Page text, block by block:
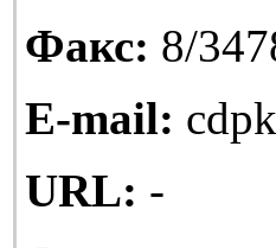
Факс: 8/
E-mail:
URL: -